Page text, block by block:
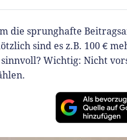
die sprunghafte
sind es z.B. 100 €
Wichtig: Nicht